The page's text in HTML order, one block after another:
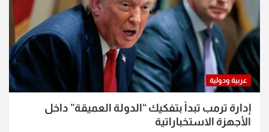
عربية ودولية
إدارة ترمب تبدأ بتفكيك “الدولة العميقة” داخل
الأجهزة الاستخباراتية